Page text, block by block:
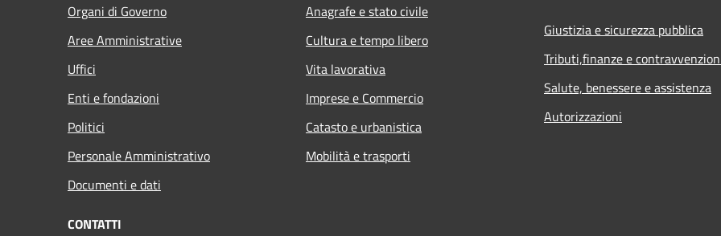
Organi di Governo
Aree Amministrative
Uffici
Enti e fondazioni
Politici
Personale Amministrativo
Documenti e dati
Anagrafe e stato civile
Cultura e tempo libero
Vita lavorativa
Imprese e Commercio
Catasto e urbanistica
Mobilità e trasporti
Giustizia e sicurezza pubblica
Tributi,finanze e
Salute, benessere e assistenza
Autorizzazioni
CONTATTI